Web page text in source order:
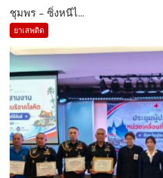
ชุมพร – ซิ่งหนีไ...
ยาเสพติด